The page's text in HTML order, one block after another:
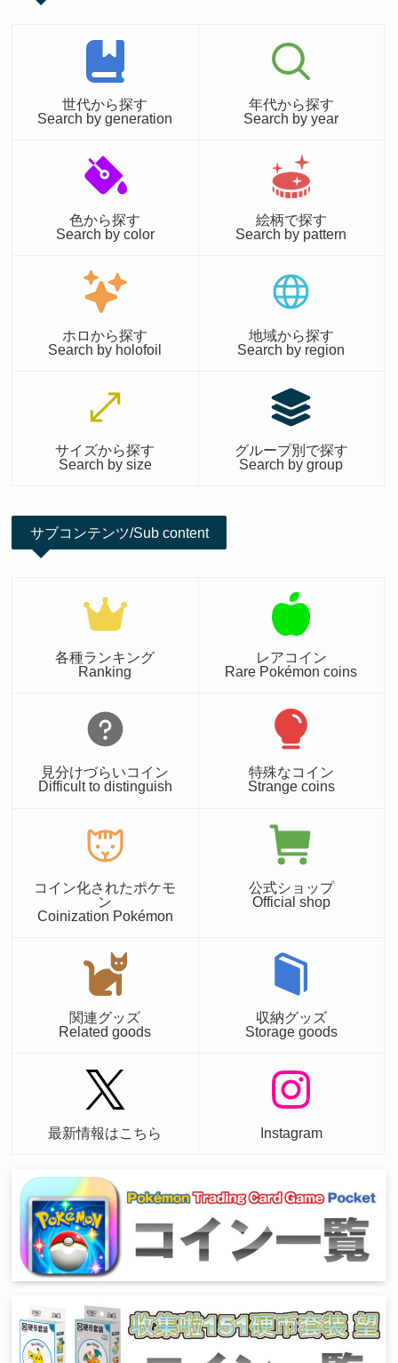
世代から探す
Search by generation
年代から探す
Search by year
色から探す
Search by color
絵柄で探す
Search by pattern
ホロから探す
Search by holofoil
地域から探す
Search by region
サイズから探す
Search by size
グループ別で探す
Search by group
サブコンテンツ/Sub content
各種ランキング
Ranking
レアコイン
Rare Pokémon coins
見分けづらいコイン
Difficult to distinguish
特殊なコイン
Strange coins
コイン化されたポケモ
ン
Coinization Pokémon
公式ショップ
Official shop
関連グッズ
Related goods
収納グッズ
Storage goods
最新情報はこちら Instagram